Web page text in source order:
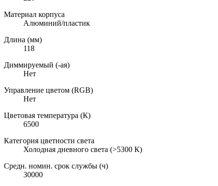
Материал корпуса
Алюминий/пластик
Длина (мм)
118
Диммируемый (-ая)
Нет
Управление цветом (RGB)
Нет
Цветовая температура (К)
6500
Категория цветности света
Холодная дневного света (>5300 К)
Средн. номин. срок службы (ч)
30000